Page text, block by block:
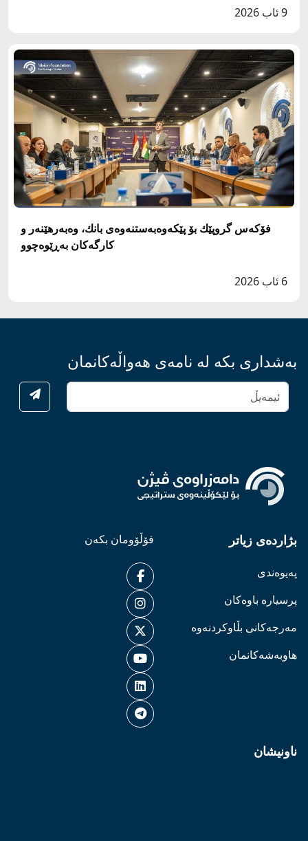
9 ئاب 2026
فۆكه‌س گروپێك بۆ پێكه‌وه‌به‌ستنه‌وه‌ى بانك، وه‌به‌رهێنه‌ر و
كارگه‌كان به‌ڕێوه‌چوو
6 ئاب 2026
بەشداری بکە لە نامەی هەواڵەکانمان
بژاردەی زیاتر
پەیوەندی
پرسیارە باوەکان
مەرجەکانی بڵاوکردنەوە
هاوبەشەکانمان
فۆڵۆومان بکەن
ناونیشان